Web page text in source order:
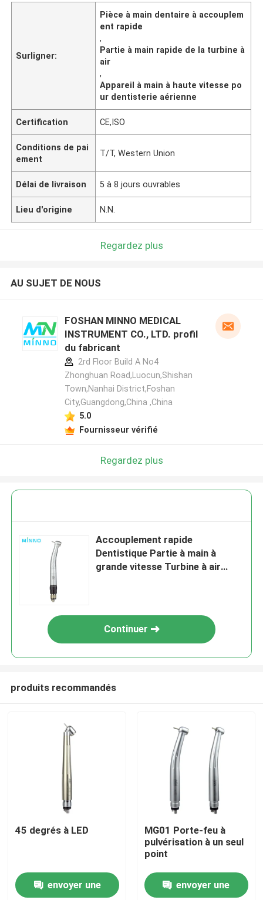
A propos de nous
Surligner:
Pièce à main dentaire à accouplem
ent rapide
,
Partie à main rapide de la turbine à
air
,
Appareil à main à haute vitesse po
ur dentisterie aérienne
Certification CE,ISO
Conditions de pai
ement
T/T, Western Union
Délai de livraison 5 à 8 jours ouvrables
Lieu d'origine N.N.
Regardez plus
AU SUJET DE NOUS
FOSHAN MINNO MEDICAL
INSTRUMENT CO., LTD. profil
du fabricant
2rd Floor Build A No4
Zhonghuan Road,Luocun,Shishan
Town,Nanhai District,Foshan
City,Guangdong,China ,China
5.0
Fournisseur vérifié
Regardez plus
Accouplement rapide
Dentistique Partie à main à
grande vitesse Turbine à air
Continuer
produits recommandés
45 degrés à LED
envoyer une
MG01 Porte-feu à
pulvérisation à un seul
point
envoyer une